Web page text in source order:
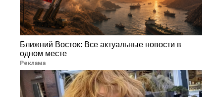
Ближний Восток: Все актуальные новости в
одном месте
Реклама